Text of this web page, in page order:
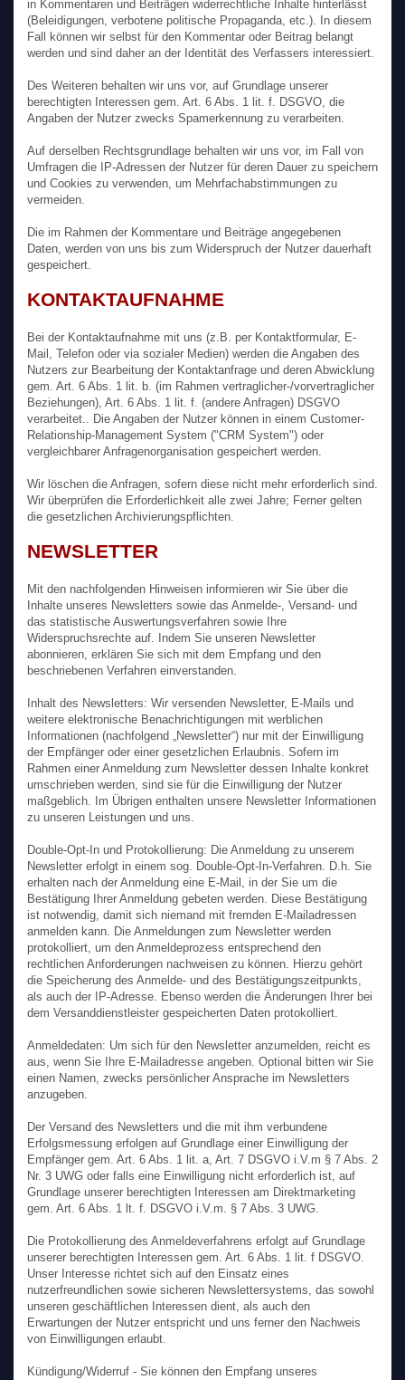
in Kommentaren und Beiträgen widerrechtliche Inhalte hinterlässt
(Beleidigungen, verbotene politische Propaganda, etc.). In diesem
Fall können wir selbst für den Kommentar oder Beitrag belangt
werden und sind daher an der Identität des Verfassers interessiert.
Des Weiteren behalten wir uns vor, auf Grundlage unserer
berechtigten Interessen gem. Art. 6 Abs. 1 lit. f. DSGVO, die
Angaben der Nutzer zwecks Spamerkennung zu verarbeiten.
Auf derselben Rechtsgrundlage behalten wir uns vor, im Fall von
Umfragen die IP-Adressen der Nutzer für deren Dauer zu speichern
und Cookies zu verwenden, um Mehrfachabstimmungen zu
vermeiden.
Die im Rahmen der Kommentare und Beiträge angegebenen
Daten, werden von uns bis zum Widerspruch der Nutzer dauerhaft
gespeichert.
KONTAKTAUFNAHME
Bei der Kontaktaufnahme mit uns (z.B. per Kontaktformular, E-
Mail, Telefon oder via sozialer Medien) werden die Angaben des
Nutzers zur Bearbeitung der Kontaktanfrage und deren Abwicklung
gem. Art. 6 Abs. 1 lit. b. (im Rahmen vertraglicher-/vorvertraglicher
Beziehungen), Art. 6 Abs. 1 lit. f. (andere Anfragen) DSGVO
verarbeitet.. Die Angaben der Nutzer können in einem Customer-
Relationship-Management System ("CRM System") oder
vergleichbarer Anfragenorganisation gespeichert werden.
Wir löschen die Anfragen, sofern diese nicht mehr erforderlich sind.
Wir überprüfen die Erforderlichkeit alle zwei Jahre; Ferner gelten
die gesetzlichen Archivierungspflichten.
NEWSLETTER
Mit den nachfolgenden Hinweisen informieren wir Sie über die
Inhalte unseres Newsletters sowie das Anmelde-, Versand- und
das statistische Auswertungsverfahren sowie Ihre
Widerspruchsrechte auf. Indem Sie unseren Newsletter
abonnieren, erklären Sie sich mit dem Empfang und den
beschriebenen Verfahren einverstanden.
Inhalt des Newsletters: Wir versenden Newsletter, E-Mails und
weitere elektronische Benachrichtigungen mit werblichen
Informationen (nachfolgend „Newsletter“) nur mit der Einwilligung
der Empfänger oder einer gesetzlichen Erlaubnis. Sofern im
Rahmen einer Anmeldung zum Newsletter dessen Inhalte konkret
umschrieben werden, sind sie für die Einwilligung der Nutzer
maßgeblich. Im Übrigen enthalten unsere Newsletter Informationen
zu unseren Leistungen und uns.
Double-Opt-In und Protokollierung: Die Anmeldung zu unserem
Newsletter erfolgt in einem sog. Double-Opt-In-Verfahren. D.h. Sie
erhalten nach der Anmeldung eine E-Mail, in der Sie um die
Bestätigung Ihrer Anmeldung gebeten werden. Diese Bestätigung
ist notwendig, damit sich niemand mit fremden E-Mailadressen
anmelden kann. Die Anmeldungen zum Newsletter werden
protokolliert, um den Anmeldeprozess entsprechend den
rechtlichen Anforderungen nachweisen zu können. Hierzu gehört
die Speicherung des Anmelde- und des Bestätigungszeitpunkts,
als auch der IP-Adresse. Ebenso werden die Änderungen Ihrer bei
dem Versanddienstleister gespeicherten Daten protokolliert.
Anmeldedaten: Um sich für den Newsletter anzumelden, reicht es
aus, wenn Sie Ihre E-Mailadresse angeben. Optional bitten wir Sie
einen Namen, zwecks persönlicher Ansprache im Newsletters
anzugeben.
Der Versand des Newsletters und die mit ihm verbundene
Erfolgsmessung erfolgen auf Grundlage einer Einwilligung der
Empfänger gem. Art. 6 Abs. 1 lit. a, Art. 7 DSGVO i.V.m § 7 Abs. 2
Nr. 3 UWG oder falls eine Einwilligung nicht erforderlich ist, auf
Grundlage unserer berechtigten Interessen am Direktmarketing
gem. Art. 6 Abs. 1 lt. f. DSGVO i.V.m. § 7 Abs. 3 UWG.
Die Protokollierung des Anmeldeverfahrens erfolgt auf Grundlage
unserer berechtigten Interessen gem. Art. 6 Abs. 1 lit. f DSGVO.
Unser Interesse richtet sich auf den Einsatz eines
nutzerfreundlichen sowie sicheren Newslettersystems, das sowohl
unseren geschäftlichen Interessen dient, als auch den
Erwartungen der Nutzer entspricht und uns ferner den Nachweis
von Einwilligungen erlaubt.
Kündigung/Widerruf - Sie können den Empfang unseres